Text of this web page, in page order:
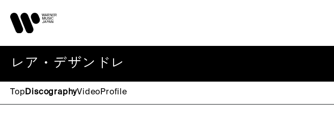
レア・デザンドレ
Top DiscographyVideo Profile